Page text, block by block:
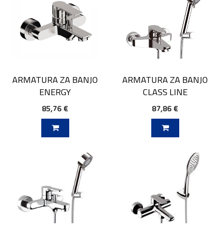
ARMATURA ZA BANJO
ENERGY
85,76 €
ARMATURA ZA BANJO
CLASS LINE
87,86 €